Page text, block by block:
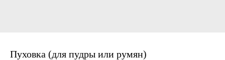
Пуховка (для пудры или румян)